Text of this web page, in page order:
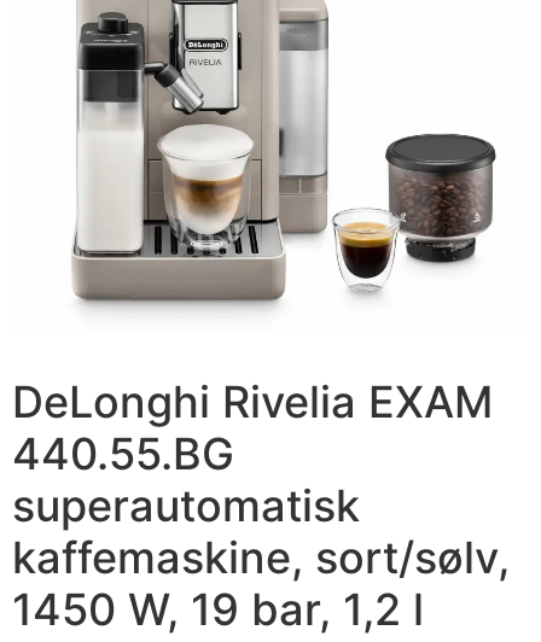
DeLonghi Rivelia EXAM
440.55.BG
superautomatisk
kaffemaskine, sort/sølv,
1450 W, 19 bar, 1,2 l